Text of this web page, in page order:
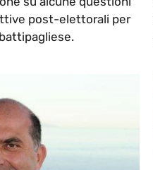
post-elettorali per